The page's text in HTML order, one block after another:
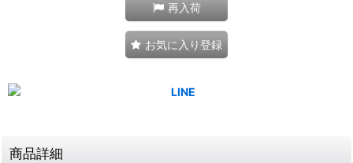
再入荷
お気に入り登録
商品詳細